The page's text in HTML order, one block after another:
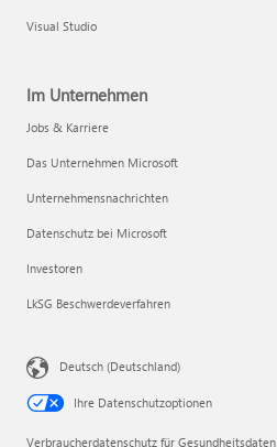
Visual Studio
Im Unternehmen
Jobs & Karriere
Das Unternehmen Microsoft
Unternehmensnachrichten
Datenschutz bei Microsoft
Investoren
LkSG Beschwerdeverfahren
Deutsch (Deutschland)
Ihre Datenschutzoptionen
Verbraucherdatenschutz für Gesundheitsdaten